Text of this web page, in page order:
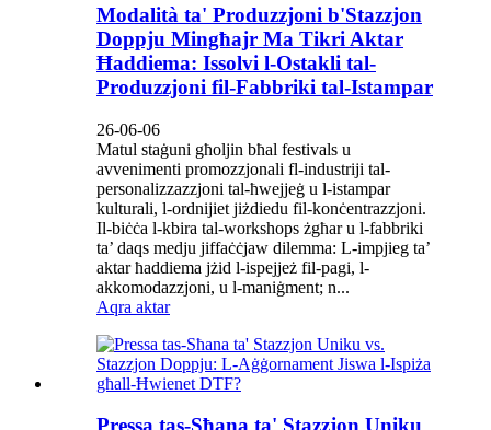
Modalità ta' Produzzjoni b'Stazzjon
Doppju Mingħajr Ma Tikri Aktar
Ħaddiema: Issolvi l-Ostakli tal-
Produzzjoni fil-Fabbriki tal-Istampar
26-06-06
Matul staġuni għoljin bħal festivals u
avvenimenti promozzjonali fl-industriji tal-
personalizzazzjoni tal-ħwejjeġ u l-istampar
kulturali, l-ordnijiet jiżdiedu fil-konċentrazzjoni.
Il-biċċa l-kbira tal-workshops żgħar u l-fabbriki
ta’ daqs medju jiffaċċjaw dilemma: L-impjieg ta’
aktar ħaddiema jżid l-ispejjeż fil-pagi, l-
akkomodazzjoni, u l-maniġment; n...
Aqra aktar